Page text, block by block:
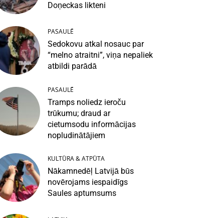
Doņeckas likteni
PASAULĒ
Sedokovu atkal nosauc par
“melno atraitni”, viņa nepaliek
atbildi parādā
PASAULĒ
Tramps noliedz ieroču
trūkumu; draud ar
cietumsodu informācijas
nopludinātājiem
KULTŪRA & ATPŪTA
Nākamnedēļ Latvijā būs
novērojams iespaidīgs
Saules aptumsums